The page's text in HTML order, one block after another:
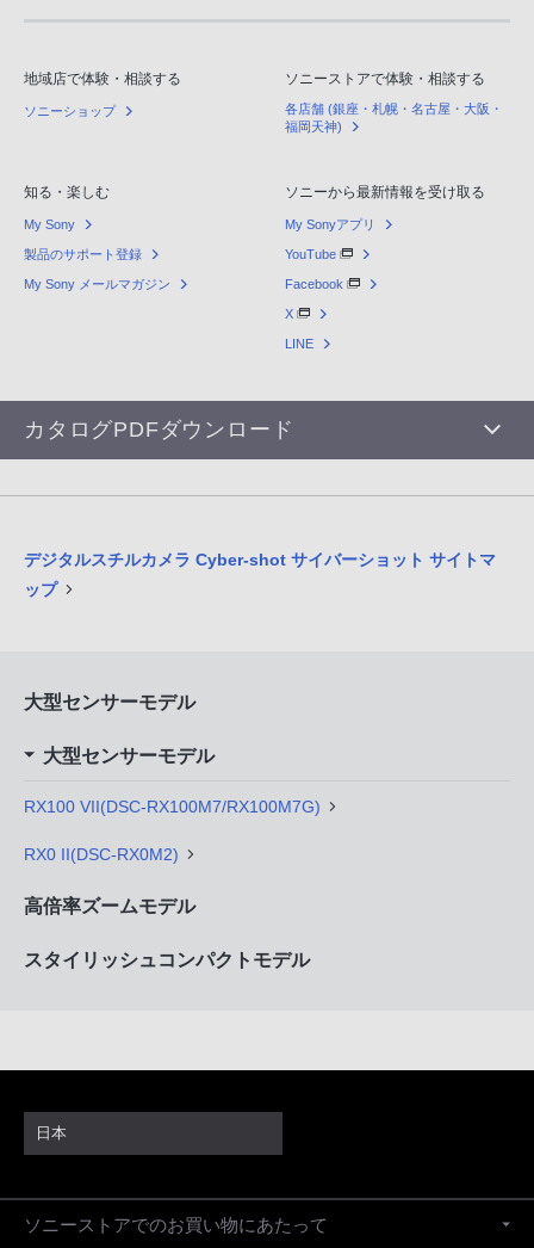
地域店で体験・相談する
ソニーショップ
ソニーストアで体験・相談する
各店舗 (銀座・札幌・名古屋・大阪・
福岡天神)
知る・楽しむ
My Sony
製品のサポート登録
My Sony メールマガジン
ソニーから最新情報を受け取る
My Sonyアプリ
YouTube
Facebook
X
LINE
カタログPDFダウンロード
デジタルスチルカメラ Cyber-shot サイバーショット サイトマ
ップ
大型センサーモデル
大型センサーモデル
RX100 VII(DSC-RX100M7/RX100M7G)
RX0 II(DSC-RX0M2)
高倍率ズームモデル
スタイリッシュコンパクトモデル
日本
ソニーストアでのお買い物にあたって